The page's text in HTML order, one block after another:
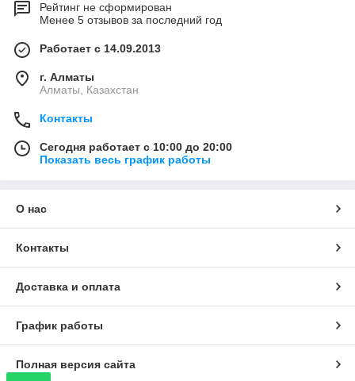
Рейтинг не сформирован
Менее 5 отзывов за последний год
Работает с 14.09.2013
г. Алматы
Алматы, Казахстан
Контакты
Сегодня работает с 10:00 до 20:00
Показать весь график работы
О нас
Контакты
Доставка и оплата
График работы
Полная версия сайта